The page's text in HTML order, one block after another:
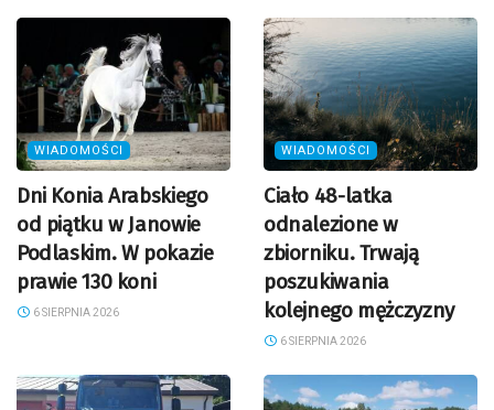
WIADOMOŚCI
Dni Konia Arabskiego
od piątku w Janowie
Podlaskim. W pokazie
prawie 130 koni
6 SIERPNIA 2026
WIADOMOŚCI
Ciało 48-latka
odnalezione w
zbiorniku. Trwają
poszukiwania
kolejnego mężczyzny
6 SIERPNIA 2026